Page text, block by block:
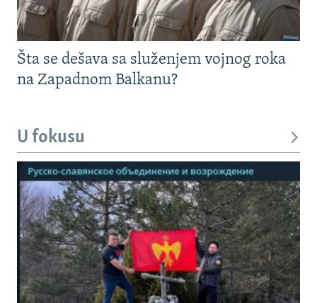
Šta se dešava sa služenjem vojnog roka
na Zapadnom Balkanu?
U fokusu